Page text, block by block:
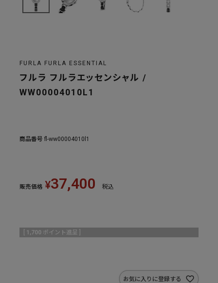
FURLA FURLA ESSENTIAL
フルラ フルラエッセンシャル /
WW00004010L1
商品番号 fl-ww00004010l1
販売価格 ¥37,400 税込
1,700 ポイント進呈 ]
お気に入りに登録する